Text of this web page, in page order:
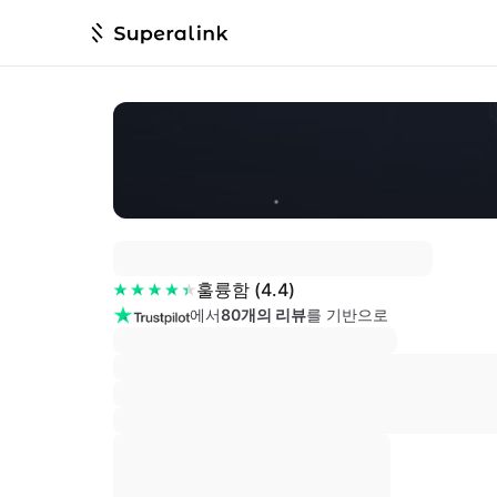
훌륭함 (4.4)
에서80개의 리뷰를 기반으로